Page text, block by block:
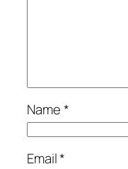
Name*
Email*